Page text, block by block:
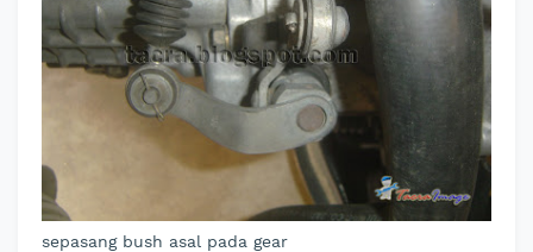
sepasang bush asal pada gear